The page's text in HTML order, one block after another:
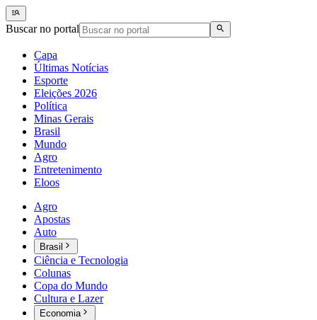
Buscar no portal
Capa
Últimas Notícias
Esporte
Eleições 2026
Política
Minas Gerais
Brasil
Mundo
Agro
Entretenimento
Eloos
Agro
Apostas
Auto
Brasil
Ciência e Tecnologia
Colunas
Copa do Mundo
Cultura e Lazer
Economia